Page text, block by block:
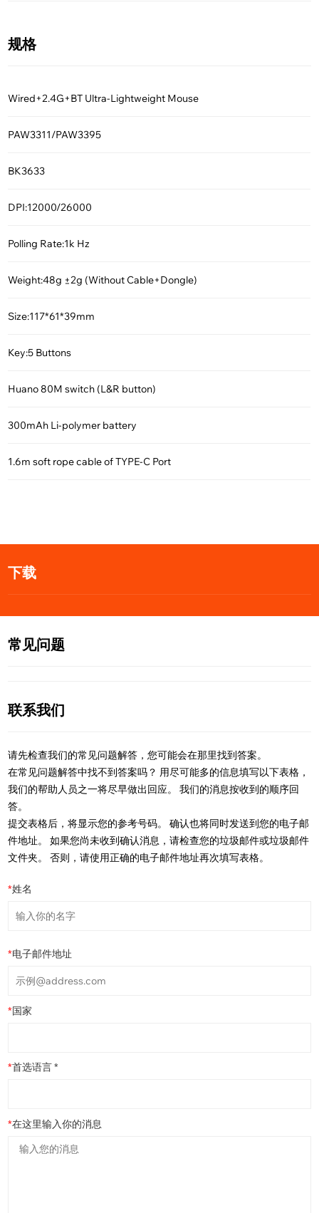
规格
Wired+2.4G+BT Ultra-Lightweight Mouse
PAW3311/PAW3395
BK3633
DPI:12000/26000
Polling Rate:1k Hz
Weight:48g ±2g (Without Cable+Dongle)
Size:117*61*39mm
Key:5 Buttons
Huano 80M switch (L&R button)
300mAh Li-polymer battery
1.6m soft rope cable of TYPE-C Port
下载
常见问题
联系我们
请先检查我们的常见问题解答，您可能会在那里找到答案。
在常见问题解答中找不到答案吗？ 用尽可能多的信息填写以下表格，
我们的帮助人员之一将尽早做出回应。 我们的消息按收到的顺序回
答。
提交表格后，将显示您的参考号码。 确认也将同时发送到您的电子邮
件地址。 如果您尚未收到确认消息，请检查您的垃圾邮件或垃圾邮件
文件夹。 否则，请使用正确的电子邮件地址再次填写表格。
*姓名
*电子邮件地址
*国家
*首选语言 *
*在这里输入你的消息